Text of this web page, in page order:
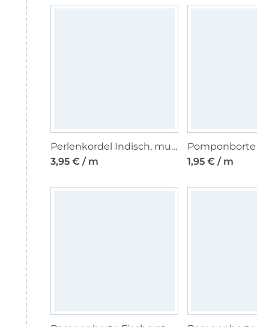
Perlenkordel Indisch, multicolor
3,95 € / m
1,95 € / m